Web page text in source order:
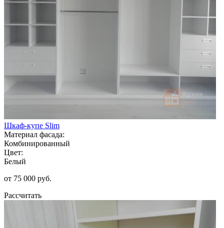
Шкаф-купе Slim
Материал фасада:
Комбинированный
Цвет:
Белый
от 75 000 руб.
Рассчитать